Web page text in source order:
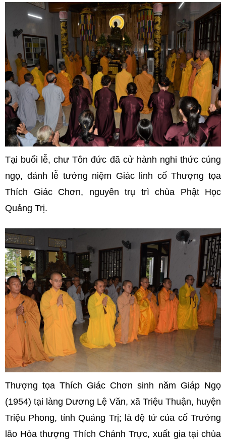
Tại buổi lễ, chư Tôn đức đã cử hành nghi thức cúng
ngọ, đảnh lễ tưởng niệm Giác linh cố Thượng tọa
Thích Giác Chơn, nguyên trụ trì chùa Phật Học
Quảng Trị.
Thượng tọa Thích Giác Chơn sinh năm Giáp Ngọ
(1954) tại làng Dương Lệ Văn, xã Triệu Thuận, huyện
Triệu Phong, tỉnh Quảng Trị; là đệ tử của cố Trưởng
lão Hòa thượng Thích Chánh Trực, xuất gia tại chùa